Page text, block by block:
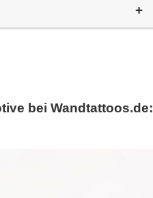
bei Wandtattoos.de: